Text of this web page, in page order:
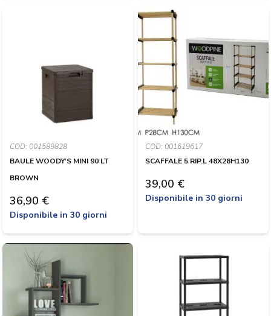
COD: 001589828
BAULE WOODY'S MINI 90 LT
BROWN
36,90 €
Disponibile in 30 giorni
COD: 001619617
SCAFFALE 5 RIP.L 48X28H130
39,00 €
Disponibile in 30 giorni